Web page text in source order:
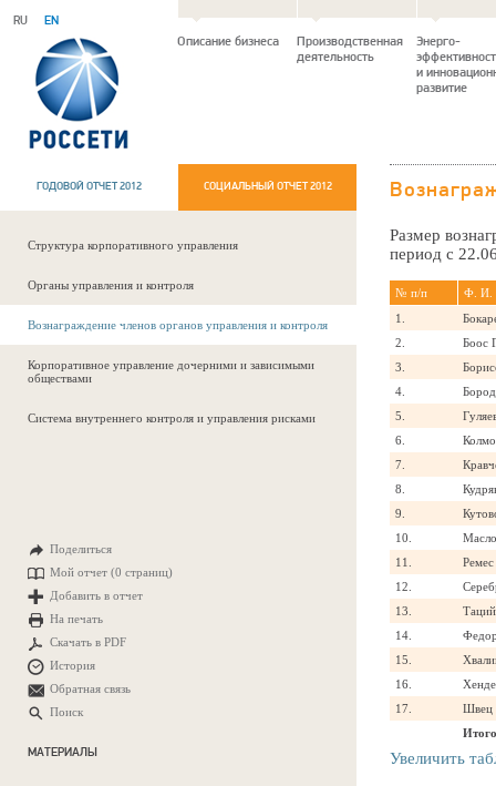
RU EN
Описание бизнеса
Производственная
деятельность
Энерго-
и
развитие
ГОДОВОЙ ОТЧЕТ 2012 СОЦИАЛЬНЫЙ ОТЧЕТ 2012
Структура корпоративного управления
Органы управления и контроля
Вознаграждение членов органов управления и контроля
Корпоративное управление дочерними и зависимыми
обществами
Система внутреннего контроля и управления рисками
Поделиться
Мой отчет (0 страниц)
Добавить в отчет
На печать
Скачать в PDF
История
Обратная связь
Поиск
МАТЕРИАЛЫ
Размер
период с
№ п/п
Ф. И.
1.
2.
Боос
3.
4.
5.
6.
7.
8.
9.
10.
11.
12.
13.
14.
15.
16.
17.
Швец
Увеличить